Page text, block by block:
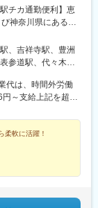
チカ通勤便利】恵
神奈川県にある提
谷区恵比寿1-15-4
提携校】東京都23
直行直帰OK※受動
、吉祥寺駅、豊洲
参道駅、代々木
前駅、南新宿駅、
駅、明治神宮前駅、
代は、時間外労働
～支給上記を超え
柔軟に活躍！